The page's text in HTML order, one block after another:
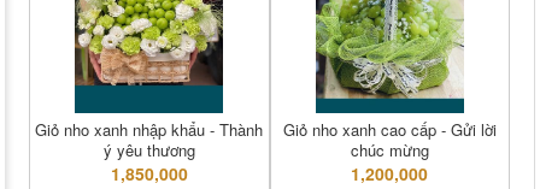
Giỏ nho xanh nhập khẩu - Thành
ý yêu thương
1,850,000
Giỏ nho xanh cao cấp - Gửi lời
chúc mừng
1,200,000